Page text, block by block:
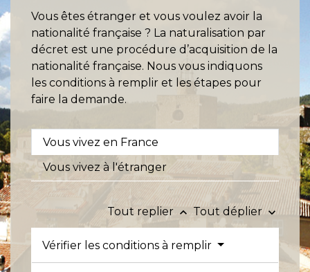
Vous êtes étranger et vous voulez avoir la
nationalité française ? La naturalisation par
décret est une procédure d’acquisition de la
nationalité française. Nous vous indiquons
les conditions à remplir et les étapes pour
faire la demande.
Vous vivez en France
Vous vivez à l'étranger
Tout replier keyboard_arrow_up Tout déplier keyboard_arrow_down
Vérifier les conditions à remplir